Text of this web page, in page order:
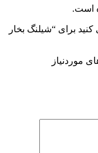
است.
برای “شیلنگ بخار
موردنیاز